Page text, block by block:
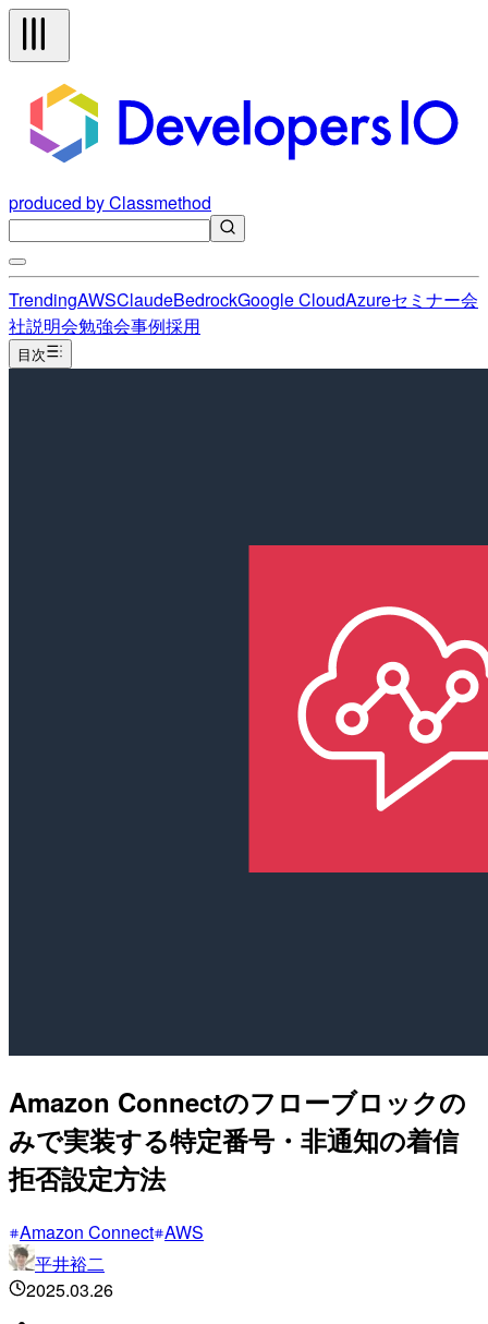
produced by Classmethod
TrendingAWSClaudeBedrockGoogle CloudAzureセミナー会
社説明会勉強会事例採用
目次
Amazon Connectのフローブロックの
みで実装する特定番号・非通知の着信
拒否設定方法
Amazon Connect AWS
平井裕二
2025.03.26